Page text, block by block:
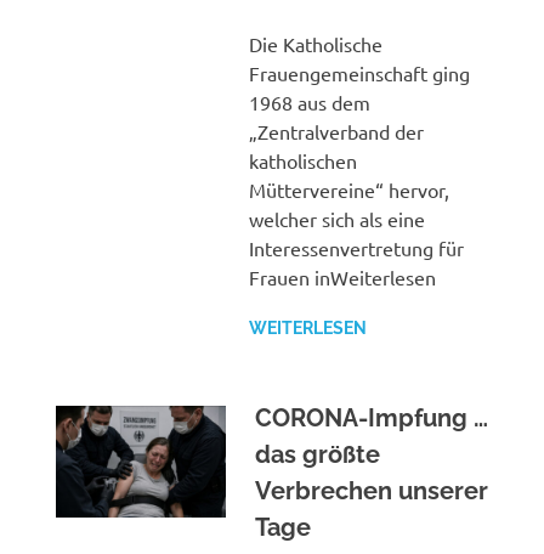
Die Katholische
Frauengemeinschaft ging
1968 aus dem
„Zentralverband der
katholischen
Müttervereine“ hervor,
welcher sich als eine
Interessenvertretung für
Frauen inWeiterlesen
WEITERLESEN
CORONA-Impfung …
das größte
Verbrechen unserer
Tage